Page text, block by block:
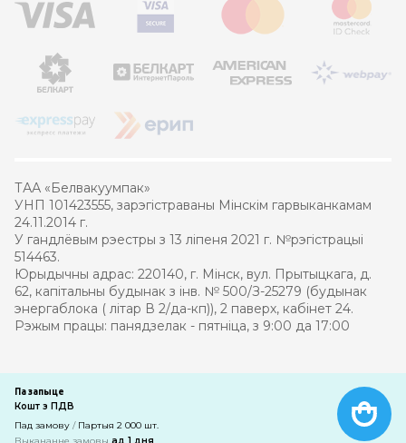
Па запыце
Кошт з ПДВ
Пад замову /Партыя 2 000 шт.
ТАА «Белвакуумпак»
УНП 101423555, зарэгістраваны Мінскім гарвыканкамам
24.11.2014 г.
У гандлёвым рэестры з 13 ліпеня 2021 г. №рэгістрацыі
514463.
Юрыдычны адрас: 220140, г. Мінск, вул. Прытыцкага, д.
62, капітальны будынак з інв. № 500/З-25279 (будынак
энергаблока ( літар В 2/да-кп)), 2 паверх, кабінет 24.
Рэжым працы: панядзелак - пятніца, з 9:00 да 17:00
кампанія PRAS